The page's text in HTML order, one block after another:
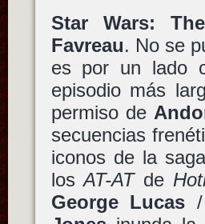
Star Wars:
Favreau. No se
es por un lado
episodio más
permiso de
secuencias
iconos de la
losAT-ATde
George Lucas /